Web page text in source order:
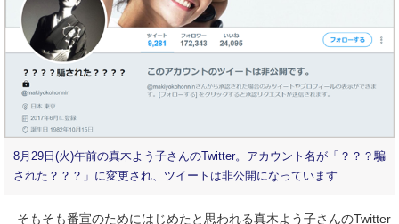
8月29日(火)午前の真木よう子さんのTwitter。アカウント名が「？？？騙
された？？？」に変更され、ツイートは非公開になっています
そもそも番宣のためにはじめたと思われる真木よう子さんのTwitter